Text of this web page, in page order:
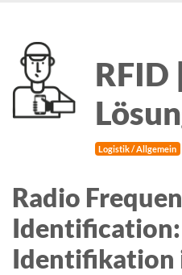
RFID
Logistik / Allgemein
Radio
Identifikation